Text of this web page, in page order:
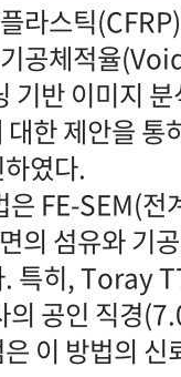
라스틱
공체적율
기반 이미지
한 제안을 통
였다.
FE-SEM(
의 섬유와 기
특히, Toray
의 공인 직경
이 방법의